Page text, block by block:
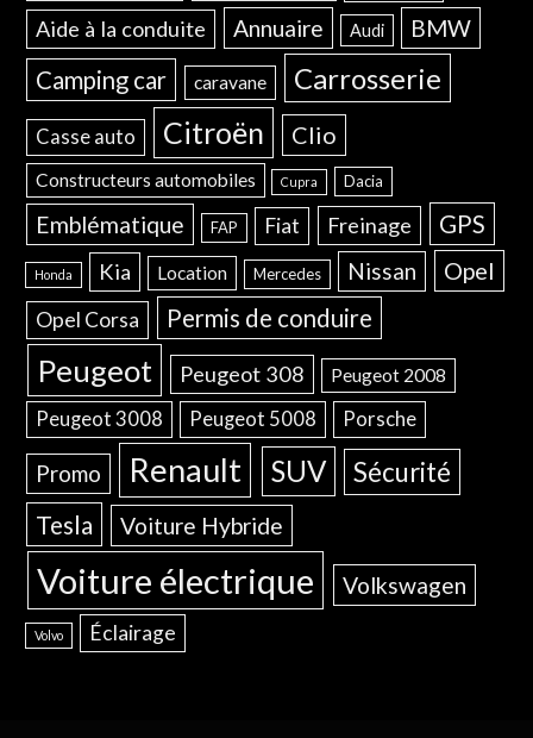
Aide à la conduite Annuaire Audi BMW
Camping car caravane Carrosserie
Casse auto Citroën Clio
Constructeurs automobiles Cupra Dacia
Emblématique FAP Fiat Freinage GPS
Honda Kia Location Mercedes Nissan Opel
Opel Corsa Permis de conduire
Peugeot Peugeot 308 Peugeot 2008
Peugeot 3008 Peugeot 5008 Porsche
Promo Renault SUV Sécurité
Tesla Voiture Hybride
Voiture électrique Volkswagen
Volvo Éclairage